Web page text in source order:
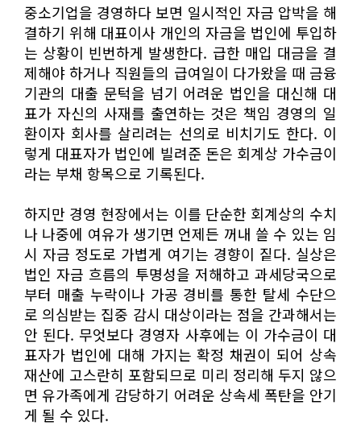
중소기업을 경영하다 보면 일시적인 자금 압박을 해
결하기 위해 대표이사 개인의 자금을 법인에 투입하
는 상황이 빈번하게 발생한다. 급한 매입 대금을 결
제해야 하거나 직원들의 급여일이 다가왔을 때 금융
기관의 대출 문턱을 넘기 어려운 법인을 대신해 대
표가 자신의 사재를 출연하는 것은 책임 경영의 일
환이자 회사를 살리려는 선의로 비치기도 한다. 이
렇게 대표자가 법인에 빌려준 돈은 회계상 가수금이
라는 부채 항목으로 기록된다.
하지만 경영 현장에서는 이를 단순한 회계상의 수치
나 나중에 여유가 생기면 언제든 꺼내 쓸 수 있는 임
시 자금 정도로 가볍게 여기는 경향이 짙다. 실상은
법인 자금 흐름의 투명성을 저해하고 과세당국으로
부터 매출 누락이나 가공 경비를 통한 탈세 수단으
로 의심받는 집중 감시 대상이라는 점을 간과해서는
안 된다. 무엇보다 경영자 사후에는 이 가수금이 대
표자가 법인에 대해 가지는 확정 채권이 되어 상속
재산에 고스란히 포함되므로 미리 정리해 두지 않으
면 유가족에게 감당하기 어려운 상속세 폭탄을 안기
게 될 수 있다.